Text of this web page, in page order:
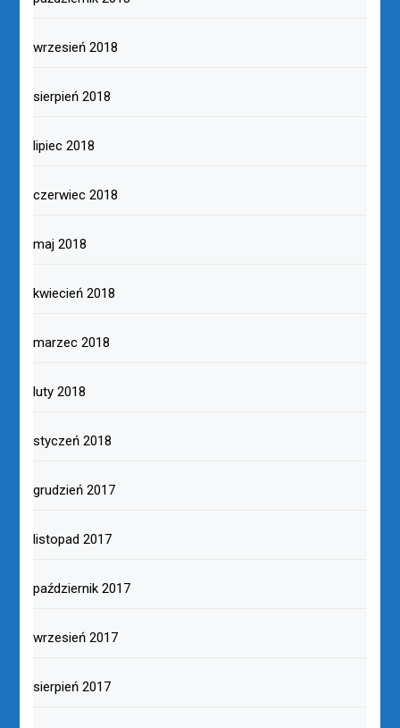
wrzesień 2018
sierpień 2018
lipiec 2018
czerwiec 2018
maj 2018
kwiecień 2018
marzec 2018
luty 2018
styczeń 2018
grudzień 2017
listopad 2017
październik 2017
wrzesień 2017
sierpień 2017